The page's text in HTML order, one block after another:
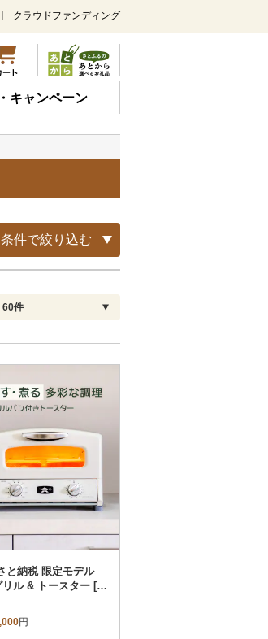
クラウドファンディング
キャンペーン
条件で絞り込む
解除
定可
指定可
指定可
のお礼品
リdeワンストップ申請
60件
60
90
120
ル & トースター [N
円